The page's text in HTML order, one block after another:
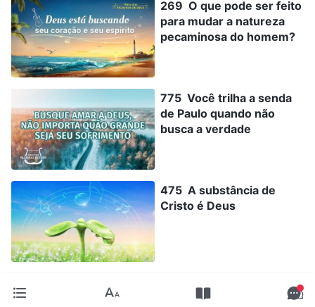
269 O que pode ser feito
para mudar a natureza
pecaminosa do homem?
775 Você trilha a senda
de Paulo quando não
busca a verdade
475 A substância de
Cristo é Deus